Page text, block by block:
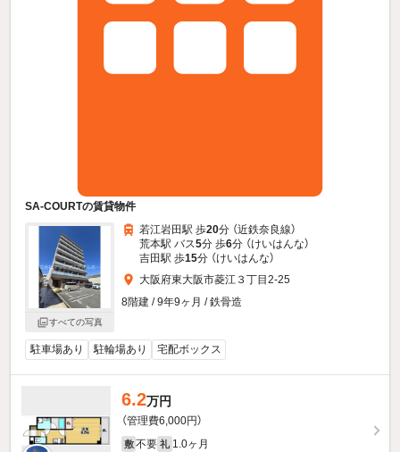
SA-COURTの賃貸物件
すべての写真
若江岩田駅 歩20分 （近鉄奈良線）
荒本駅 バス5分 歩6分 （けいはんな）
吉田駅 歩15分 （けいはんな）
大阪府東大阪市菱江３丁目2-25
8階建 / 9年9ヶ月 / 鉄骨造
駐車場あり 駐輪場あり 宅配ボックス
6.2万円
（管理費6,000円）
敷 不要 礼 1.0ヶ月